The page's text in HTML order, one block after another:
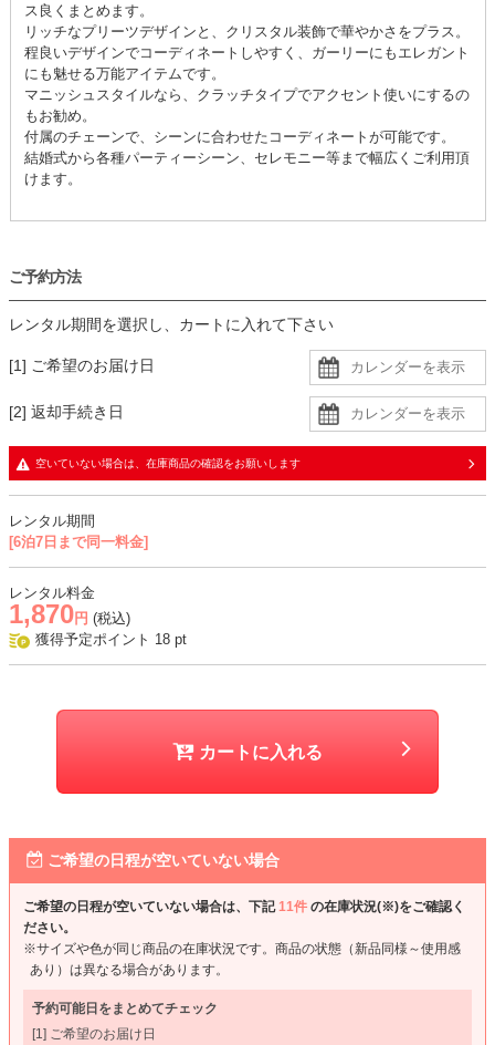
ス良くまとめます。
リッチなプリーツデザインと、クリスタル装飾で華やかさをプラス。
程良いデザインでコーディネートしやすく、ガーリーにもエレガント
にも魅せる万能アイテムです。
マニッシュスタイルなら、クラッチタイプでアクセント使いにするの
もお勧め。
付属のチェーンで、シーンに合わせたコーディネートが可能です。
結婚式から各種パーティーシーン、セレモニー等まで幅広くご利用頂
けます。
ご予約方法
レンタル期間を選択し、カートに入れて下さい
[1] ご希望のお届け日
[2] 返却手続き日
空いていない場合は、在庫商品の確認をお願いします
レンタル期間
[6泊7日まで同一料金]
レンタル料金
1,870 円 (税込)
獲得予定ポイント 18 pt
カートに入れる
ご希望の日程が空いていない場合
ご希望の日程が空いていない場合は、下記11件 の在庫状況(※)をご確認く
ださい。
※サイズや色が同じ商品の在庫状況です。商品の状態（新品同様～使用感
あり）は異なる場合があります。
予約可能日をまとめてチェック
[1] ご希望のお届け日